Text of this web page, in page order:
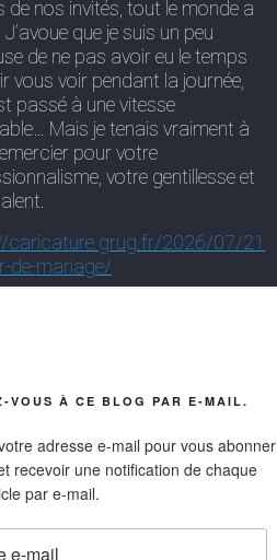
VOUS À CE BLOG PAR E-MAIL.
adresse e-mail pour vous abonner
recevoir une notification de chaque
par e-mail.